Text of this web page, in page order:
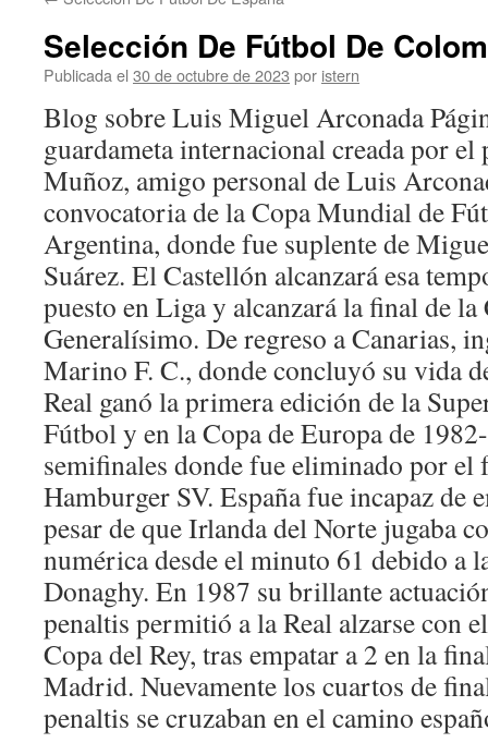
Selección De Fútbol De
Publicada el 30 de octubre de 2023 por istern
Blog sobre Luis Miguel Arconada
guardameta internacional creada por
Muñoz, amigo personal de Luis
convocatoria de la Copa Mundial de
Argentina, donde fue suplente de
Suárez. El Castellón alcanzará esa
puesto en Liga y alcanzará la final de la
Generalísimo. De regreso a Canarias,
Marino F. C., donde concluyó su vida
Real ganó la primera edición de la
Fútbol y en la Copa de Europa de
semifinales donde fue eliminado por el
Hamburger SV. España fue incapaz de
pesar de que Irlanda del Norte jugaba
numérica desde el minuto 61 debido a
Donaghy. En 1987 su brillante
penaltis permitió a la Real alzarse con
Copa del Rey, tras empatar a 2 en la
Madrid. Nuevamente los cuartos de
penaltis se cruzaban en el camino